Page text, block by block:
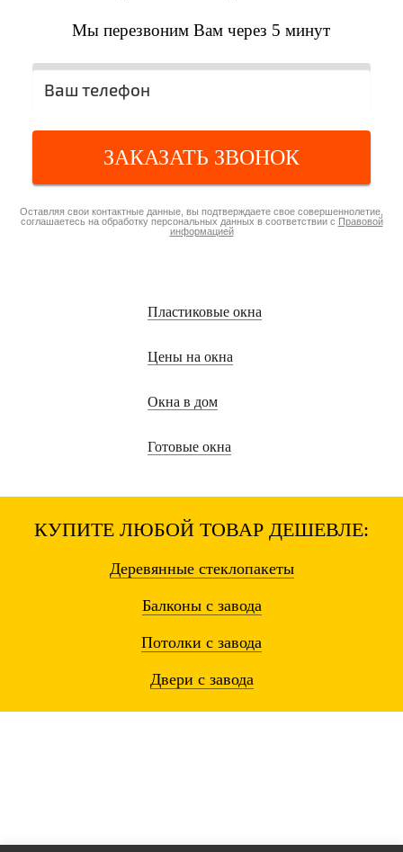
Мы перезвоним Вам через 5 минут
ЗАКАЗАТЬ ЗВОНОК
Оставляя свои контактные данные, вы подтверждаете свое совершеннолетие,
соглашаетесь на обработку персональных данных в соответствии с Правовой
информацией
Пластиковые окна
Цены на окна
Окна в дом
Готовые окна
КУПИТЕ ЛЮБОЙ ТОВАР ДЕШЕВЛЕ:
Деревянные стеклопакеты
Балконы с завода
Потолки с завода
Двери с завода